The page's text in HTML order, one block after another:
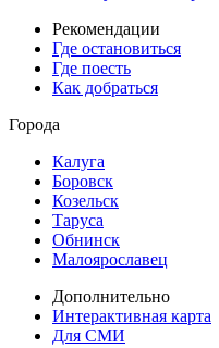
Рекомендации
Где остановиться
Где поесть
Как добраться
Города
Калуга
Боровск
Козельск
Таруса
Обнинск
Малоярославец
Дополнительно
Интерактивная карта
Для СМИ